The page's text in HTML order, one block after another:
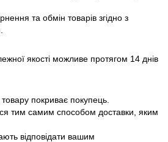
та обмін товарів згідно з
якості можливе протягом 14 днів
покриває покупець.
тим самим способом доставки, яким
відповідати вашим